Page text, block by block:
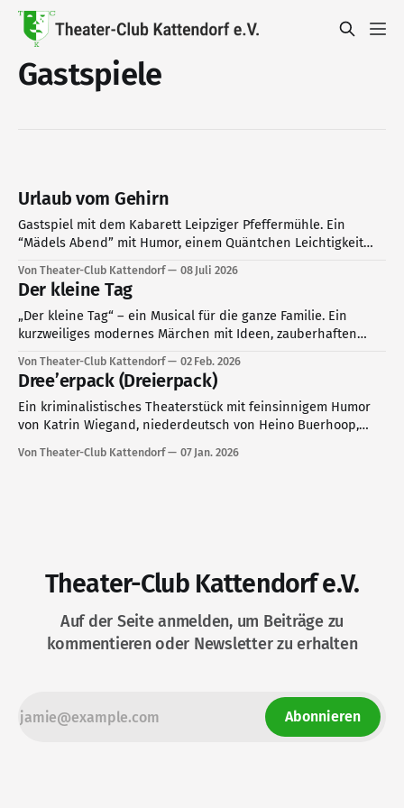
Gastspiele
Urlaub vom Gehirn
Gastspiel mit dem Kabarett Leipziger Pfeffermühle. Ein
“Mädels Abend” mit Humor, einem Quäntchen Leichtigkeit
den vier Pfeffermüllerinnen an die Hand nehmen und von
allen Blindgängern des Alltags befreien.
Von Theater-Club Kattendorf 08 Juli 2026
Der kleine Tag
„Der kleine Tag“ – ein Musical für die ganze Familie. Ein
kurzweiliges modernes Märchen mit Ideen, zauberhaften
Hans Niehaus. Auf die Bühne gebracht vom MuT (Musik und
Theater im Alsterland e.V.).
Von Theater-Club Kattendorf 02 Feb. 2026
Dree’erpack (Dreierpack)
Ein kriminalistisches Theaterstück mit feinsinnigem Humor
von Katrin Wiegand, niederdeutsch von Heino Buerhoop,
Niederdeutschen Bühne Kiel im Februar 2026 im TiK.
Von Theater-Club Kattendorf 07 Jan. 2026
Theater-Club Kattendorf e.V.
Auf der Seite anmelden, um Beiträge zu
kommentieren oder Newsletter zu erhalten
Abonnieren